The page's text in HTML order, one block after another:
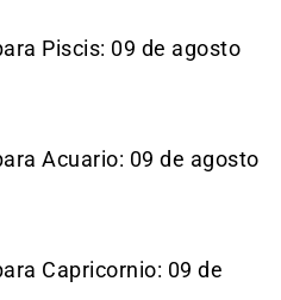
Piscis: 09 de agosto
Acuario: 09 de agosto
Capricornio: 09 de